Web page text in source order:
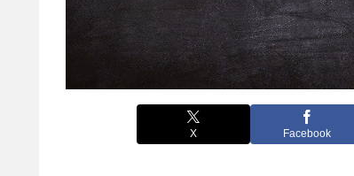
X Facebook